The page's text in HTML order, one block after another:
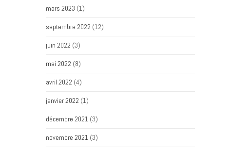
mars 2023 (1)
septembre 2022 (12)
juin 2022 (3)
mai 2022 (8)
avril 2022 (4)
janvier 2022 (1)
décembre 2021 (3)
novembre 2021 (3)